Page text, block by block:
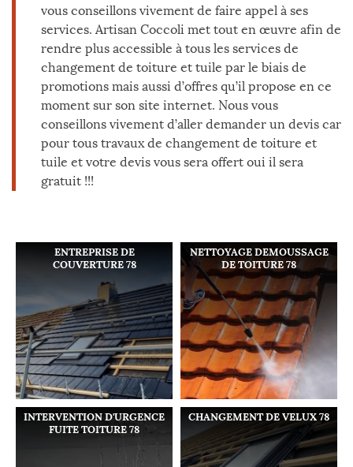
vous conseillons vivement de faire appel à ses
services. Artisan Coccoli met tout en œuvre afin de
rendre plus accessible à tous les services de
changement de toiture et tuile par le biais de
promotions mais aussi d’offres qu’il propose en ce
moment sur son site internet. Nous vous
conseillons vivement d’aller demander un devis car
pour tous travaux de changement de toiture et
tuile et votre devis vous sera offert oui il sera
gratuit !!!
ENTREPRISE DE
COUVERTURE 78
NETTOYAGE DEMOUSSAGE
DE TOITURE 78
INTERVENTION D'URGENCE
FUITE TOITURE 78
CHANGEMENT DE VELUX 78